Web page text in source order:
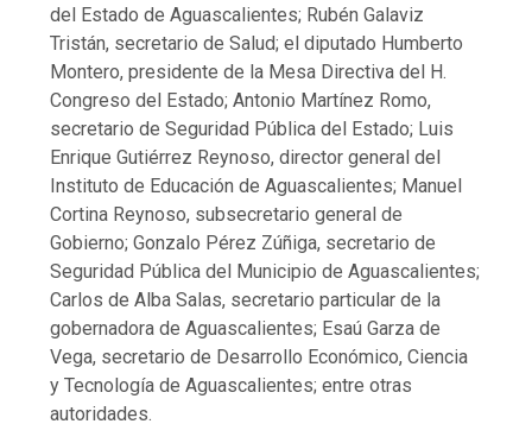
del Estado de Aguascalientes; Rubén Galaviz
Tristán, secretario de Salud; el diputado Humberto
Montero, presidente de la Mesa Directiva del H.
Congreso del Estado; Antonio Martínez Romo,
secretario de Seguridad Pública del Estado; Luis
Enrique Gutiérrez Reynoso, director general del
Instituto de Educación de Aguascalientes; Manuel
Cortina Reynoso, subsecretario general de
Gobierno; Gonzalo Pérez Zúñiga, secretario de
Seguridad Pública del Municipio de Aguascalientes;
Carlos de Alba Salas, secretario particular de la
gobernadora de Aguascalientes; Esaú Garza de
Vega, secretario de Desarrollo Económico, Ciencia
y Tecnología de Aguascalientes; entre otras
autoridades.